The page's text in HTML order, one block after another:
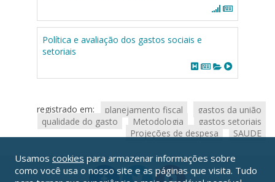
Política e avaliação dos gastos sociais e
setoriais
registrado em: planejamento fiscal
gastos da união
qualidade do gasto
Metodologia
gastos setoriais
Projeções de despesa
SAUDE
Usamos cookies para armazenar informações sobre
como você usa o nosso site e as páginas que visita. Tudo